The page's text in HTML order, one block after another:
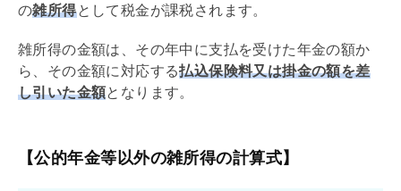
の雑所得として税金が課税されます。
雑所得の金額は、その年中に支払を受けた年金の額か
ら、その金額に対応する払込保険料又は掛金の額を差
し引いた金額となります。
【公的年金等以外の雑所得の計算式】